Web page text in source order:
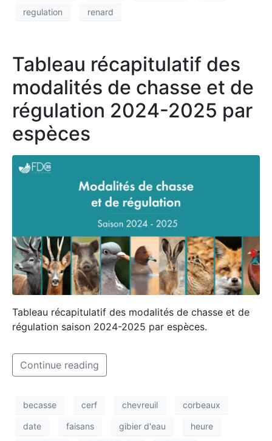
regulation renard
Tableau récapitulatif des
modalités de chasse et de
régulation 2024-2025 par
espèces
Tableau récapitulatif des modalités de chasse et de
régulation saison 2024-2025 par espèces.
Continue reading
becasse cerf chevreuil corbeaux
date faisans gibier d'eau heure